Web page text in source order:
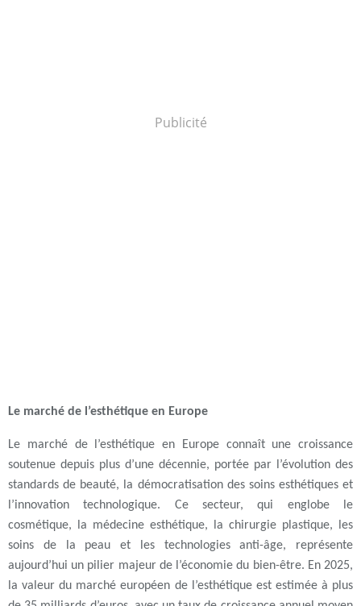
Publicité
Le marché de l’esthétique en Europe
Le marché de l’esthétique en Europe connaît une croissance
soutenue depuis plus d’une décennie, portée par l’évolution des
standards de beauté, la démocratisation des soins esthétiques et
l’innovation technologique. Ce secteur, qui englobe le
cosmétique, la médecine esthétique, la chirurgie plastique, les
soins de la peau et les technologies anti-âge, représente
aujourd’hui un pilier majeur de l’économie du bien-être. En 2025,
la valeur du marché européen de l’esthétique est estimée à plus